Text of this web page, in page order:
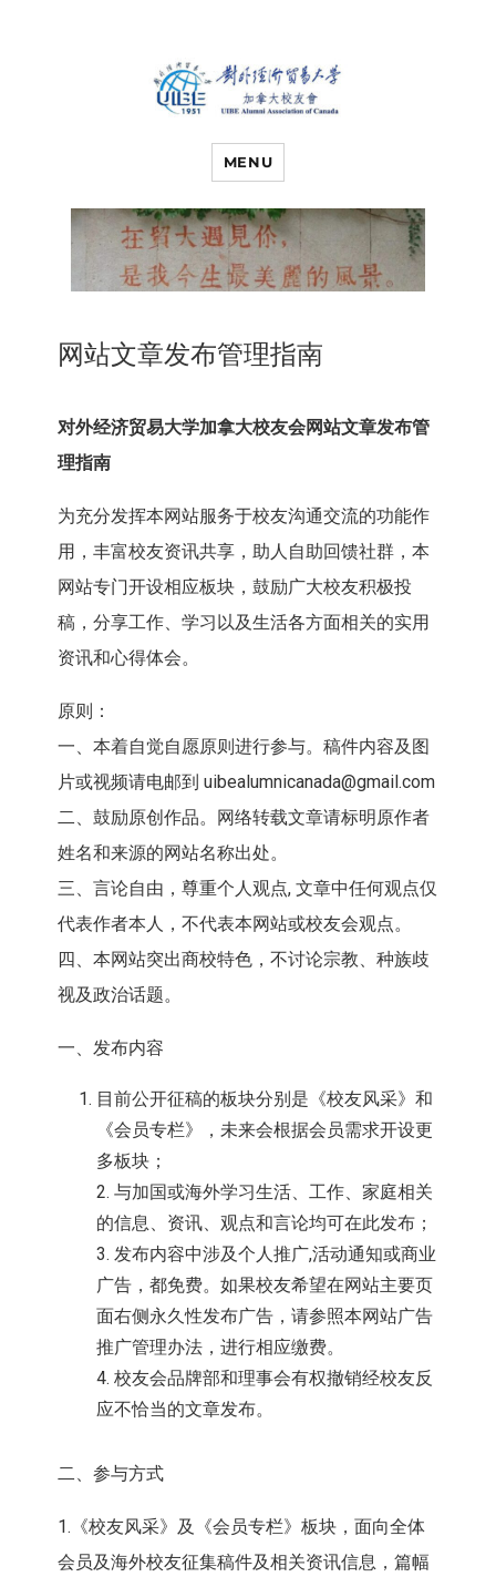
对外经济贸易
大学加拿大校
友会
MENU
网站文章发布管理指南
对外经济贸易大学加拿大校友会网站文章发布管
理指南
为充分发挥本网站服务于校友沟通交流的功能作
用，丰富校友资讯共享，助人自助回馈社群，本
网站专门开设相应板块，鼓励广大校友积极投
稿，分享工作、学习以及生活各方面相关的实用
资讯和心得体会。
原则：
一、本着自觉自愿原则进行参与。稿件内容及图
片或视频请电邮到 uibealumnicanada@gmail.com
二、鼓励原创作品。网络转载文章请标明原作者
姓名和来源的网站名称出处。
三、言论自由，尊重个人观点, 文章中任何观点仅
代表作者本人，不代表本网站或校友会观点。
四、本网站突出商校特色，不讨论宗教、种族歧
视及政治话题。
一、发布内容
目前公开征稿的板块分别是《校友风采》和
《会员专栏》，未来会根据会员需求开设更
多板块；
2. 与加国或海外学习生活、工作、家庭相关
的信息、资讯、观点和言论均可在此发布；
3. 发布内容中涉及个人推广,活动通知或商业
广告，都免费。如果校友希望在网站主要页
面右侧永久性发布广告，请参照本网站广告
推广管理办法，进行相应缴费。
4. 校友会品牌部和理事会有权撤销经校友反
应不恰当的文章发布。
二、参与方式
1.《校友风采》及《会员专栏》板块，面向全体
会员及海外校友征集稿件及相关资讯信息，篇幅